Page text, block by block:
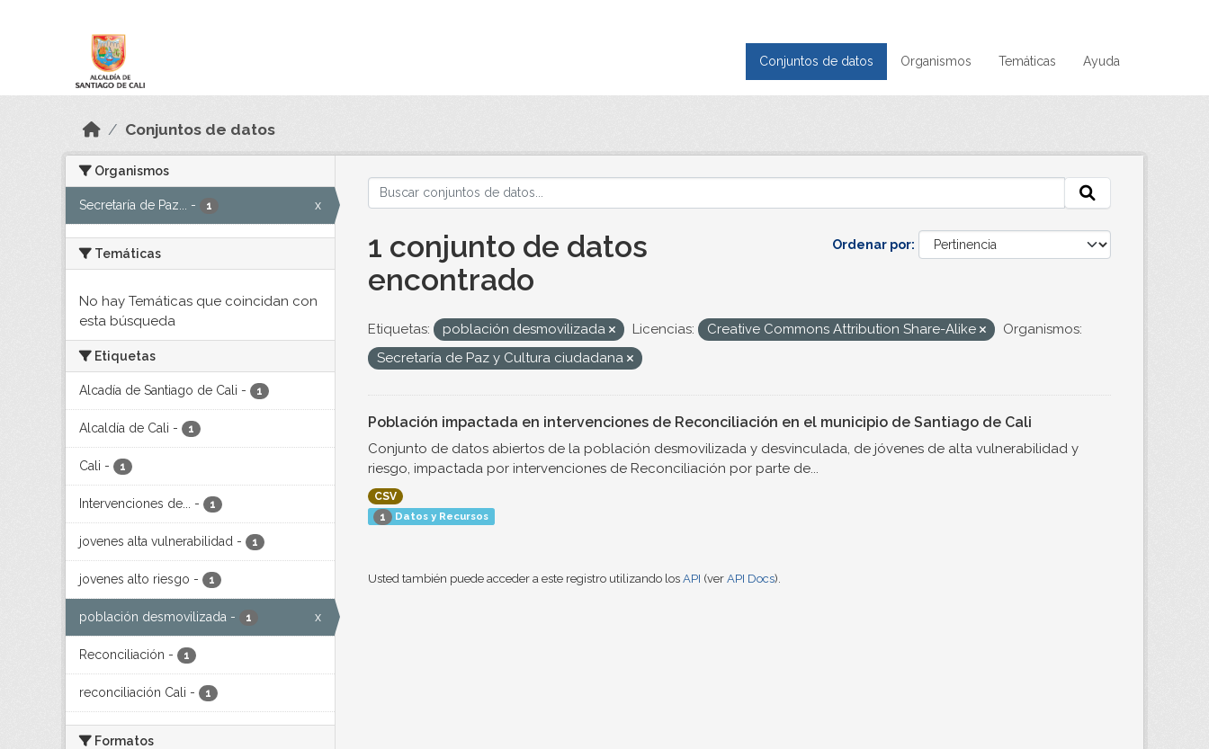
Conjuntos de datos Organismos Temáticas Ayuda
Conjuntos de datos
Organismos
Secretaría de Paz... - 1 x
Temáticas
No hay Temáticas que coincidan con
esta búsqueda
Etiquetas
Alcadía de Santiago de Cali - 1
Alcaldía de Cali - 1
Cali - 1
Intervenciones de... - 1
jovenes alta vulnerabilidad - 1
jovenes alto riesgo - 1
población desmovilizada - 1 x
Reconciliación - 1
reconciliación Cali - 1
Formatos
Ordenar por
1 conjunto de datos
encontrado
Etiquetas: población desmovilizada Licencias: Creative Commons Attribution Share-Alike
Organismos:
Secretaría de Paz y Cultura ciudadana
Población impactada en intervenciones de Reconciliación en el municipio de Santiago de Cali
Conjunto de datos abiertos de la población desmovilizada y desvinculada, de jóvenes de alta vulnerabilidad y
riesgo, impactada por intervenciones de Reconciliación por parte de...
CSV
1
Datos y Recursos
Usted también puede acceder a este registro utilizando los API (ver API Docs).